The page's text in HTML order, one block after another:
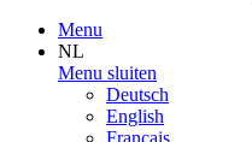
Menu
NL
Menu sluiten
Deutsch
English
Français